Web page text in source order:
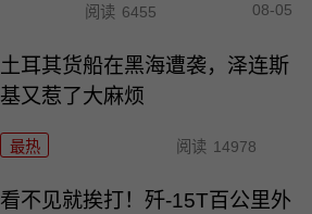
阅读 6455 08-05
土耳其货船在黑海遭袭，泽连斯
基又惹了大麻烦
最热 阅读 14978
看不见就挨打！歼-15T百公里外